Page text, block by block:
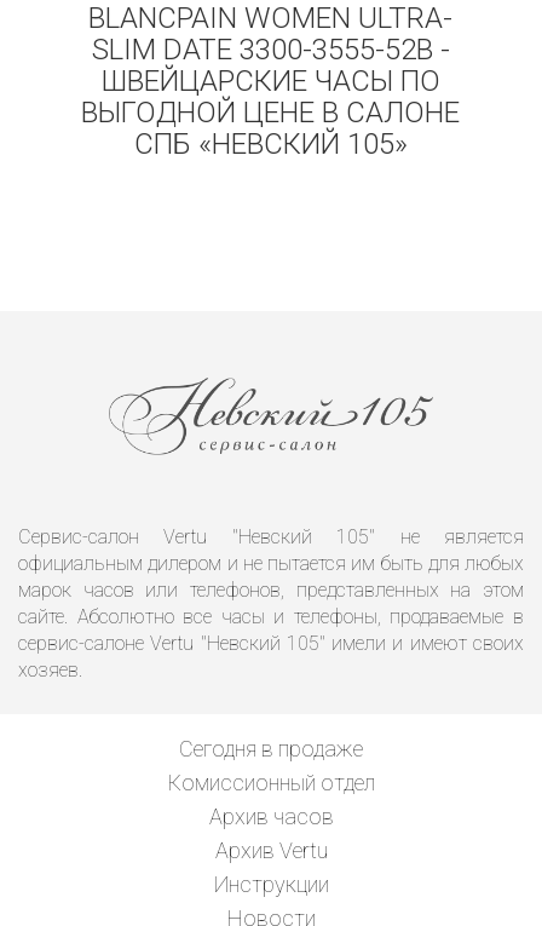
BLANCPAIN WOMEN ULTRA-
SLIM DATE 3300-3555-52B -
ШВЕЙЦАРСКИЕ ЧАСЫ ПО
ВЫГОДНОЙ ЦЕНЕ В САЛОНЕ
СПБ «НЕВСКИЙ 105»
Сервис-салон Vertu "Невский 105" не является
официальным дилером и не пытается им быть для любых
марок часов или телефонов, представленных на этом
сайте. Абсолютно все часы и телефоны, продаваемые в
сервис-салоне Vertu "Невский 105" имели и имеют своих
хозяев.
Сегодня в продаже
Комиссионный отдел
Архив часов
Архив Vertu
Инструкции
Новости